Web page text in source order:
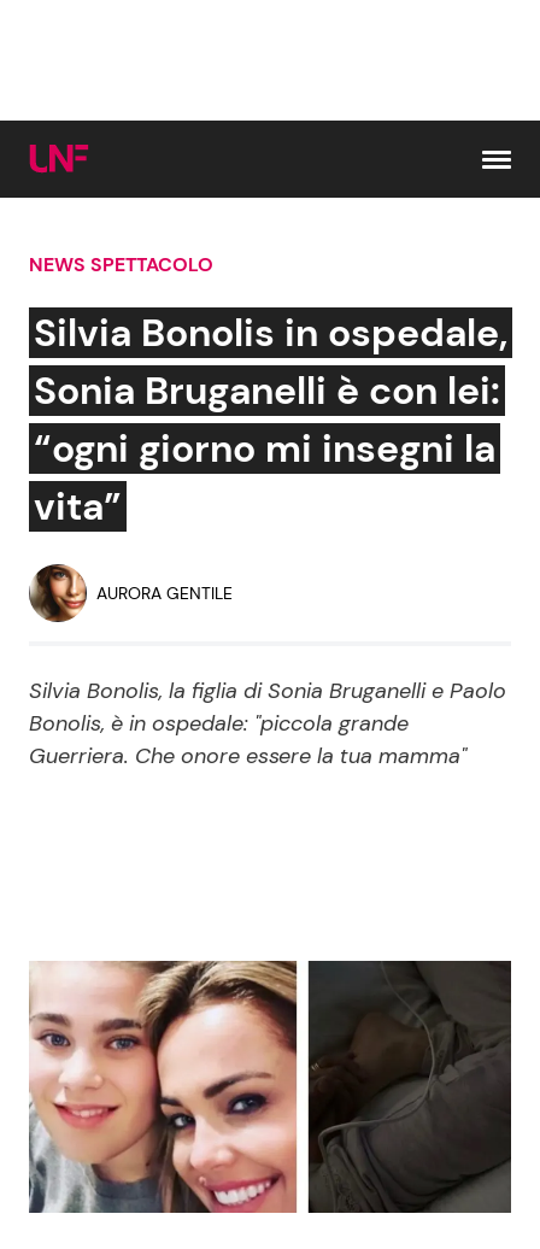
Cerca:
News e Cronaca
Attualità Italiana
Dal Mondo
Economia
Persone Scomparse
Politica
Gossip e TV
Bellezze VIP
Reality e Talent
Soap Opera
News Musica
News Spettacolo
Benessere
Casa
Cucina e Ricette
Consigli di Cucina
NEWS SPETTACOLO
Silvia Bonolis in ospedale,
Sonia Bruganelli è con lei:
“ogni giorno mi insegni la
vita”
AURORA GENTILE
Silvia Bonolis, la figlia di Sonia Bruganelli e Paolo
Bonolis, è in ospedale: "piccola grande
Guerriera. Che onore essere la tua mamma"